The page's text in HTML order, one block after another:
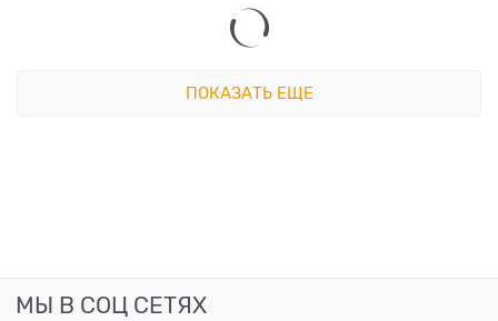
ПОКАЗАТЬ ЕЩЕ
МЫ В СОЦ СЕТЯХ